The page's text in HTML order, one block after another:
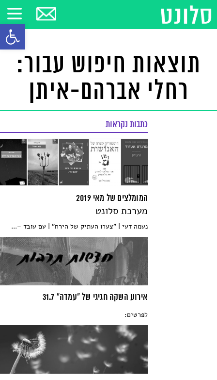
פתח
תוצאות חיפוש עבור:
רחלי אברהם-איתן
כתבות נקראות
המומלצים של מאי 2019
מערכת סלונט
נעמה דעי | "צערו העתיק של הירח" | עם עובד –...
אירוע השקה חגיגי של "עמדה" 31.7
לפרטים: